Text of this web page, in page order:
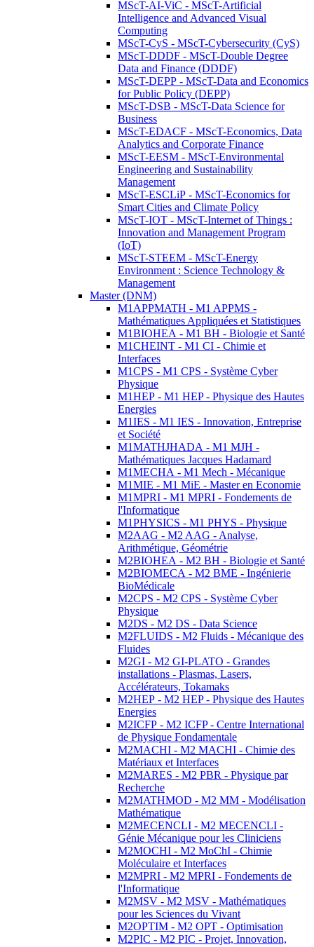
MScT-AI-ViC - MScT-Artificial
Intelligence and Advanced Visual
Computing
MScT-CyS - MScT-Cybersecurity (CyS)
MScT-DDDF - MScT-Double Degree
Data and Finance (DDDF)
MScT-DEPP - MScT-Data and Economics
for Public Policy (DEPP)
MScT-DSB - MScT-Data Science for
Business
MScT-EDACF - MScT-Economics, Data
Analytics and Corporate Finance
MScT-EESM - MScT-Environmental
Engineering and Sustainability
Management
MScT-ESCLiP - MScT-Economics for
Smart Cities and Climate Policy
MScT-IOT - MScT-Internet of Things :
Innovation and Management Program
(IoT)
MScT-STEEM - MScT-Energy
Environment : Science Technology &
Management
Master (DNM)
M1APPMATH - M1 APPMS -
Mathématiques Appliquées et Statistiques
M1BIOHEA - M1 BH - Biologie et Santé
M1CHEINT - M1 CI - Chimie et
Interfaces
M1CPS - M1 CPS - Système Cyber
Physique
M1HEP - M1 HEP - Physique des Hautes
Energies
M1IES - M1 IES - Innovation, Entreprise
et Société
M1MATHJHADA - M1 MJH -
Mathématiques Jacques Hadamard
M1MECHA - M1 Mech - Mécanique
M1MIE - M1 MiE - Master en Economie
M1MPRI - M1 MPRI - Fondements de
l'Informatique
M1PHYSICS - M1 PHYS - Physique
M2AAG - M2 AAG - Analyse,
Arithmétique, Géométrie
M2BIOHEA - M2 BH - Biologie et Santé
M2BIOMECA - M2 BME - Ingénierie
BioMédicale
M2CPS - M2 CPS - Système Cyber
Physique
M2DS - M2 DS - Data Science
M2FLUIDS - M2 Fluids - Mécanique des
Fluides
M2GI - M2 GI-PLATO - Grandes
installations - Plasmas, Lasers,
Accélérateurs, Tokamaks
M2HEP - M2 HEP - Physique des Hautes
Energies
M2ICFP - M2 ICFP - Centre International
de Physique Fondamentale
M2MACHI - M2 MACHI - Chimie des
Matériaux et Interfaces
M2MARES - M2 PBR - Physique par
Recherche
M2MATHMOD - M2 MM - Modélisation
Mathématique
M2MECENCLI - M2 MECENCLI -
Génie Mécanique pour les Cliniciens
M2MOCHI - M2 MoChI - Chimie
Moléculaire et Interfaces
M2MPRI - M2 MPRI - Fondements de
l'Informatique
M2MSV - M2 MSV - Mathématiques
pour les Sciences du Vivant
M2OPTIM - M2 OPT - Optimisation
M2PIC - M2 PIC - Projet, Innovation,